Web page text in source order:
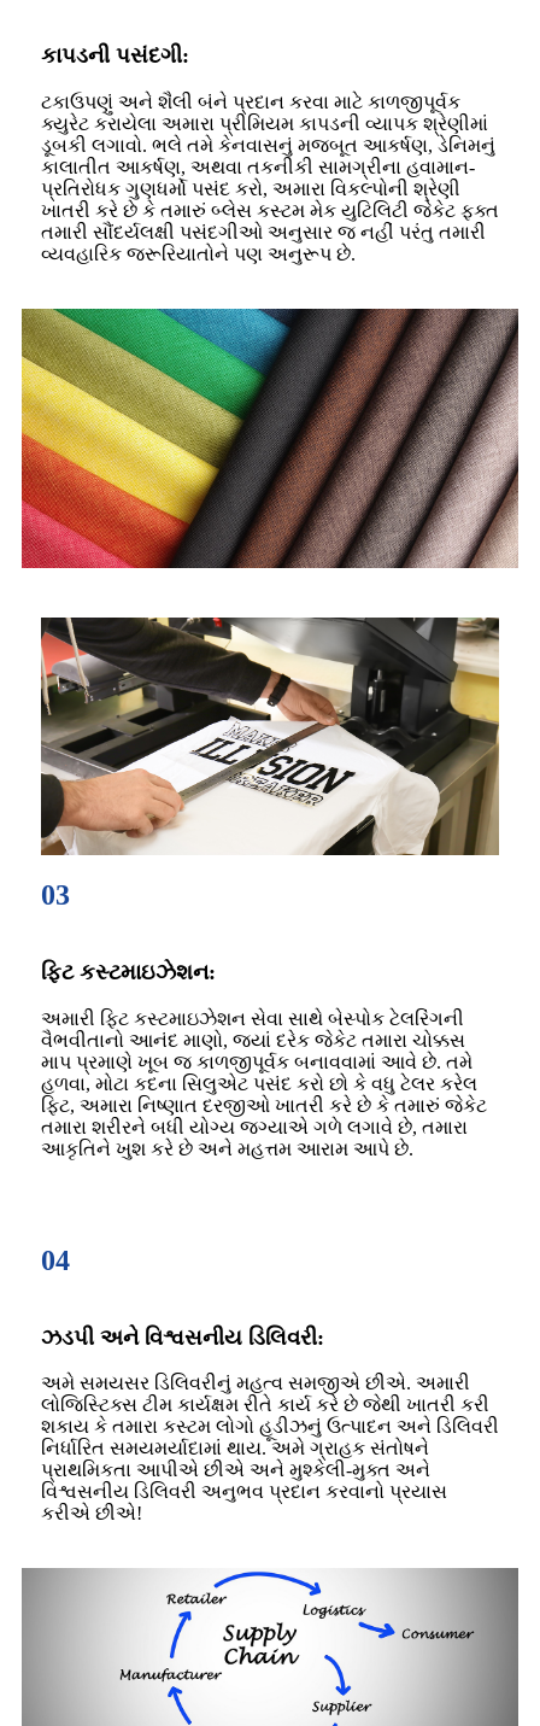
કાપડની પસંદગી:
ટકાઉપણું અને શૈલી બંને પ્રદાન કરવા માટે કાળજીપૂર્વક
ક્યુરેટ કરાયેલા અમારા પ્રીમિયમ કાપડની વ્યાપક શ્રેણીમાં
ડૂબકી લગાવો. ભલે તમે કેનવાસનું મજબૂત આકર્ષણ, ડેનિમનું
કાલાતીત આકર્ષણ, અથવા તકનીકી સામગ્રીના હવામાન-
પ્રતિરોધક ગુણધર્મો પસંદ કરો, અમારા વિકલ્પોની શ્રેણી
ખાતરી કરે છે કે તમારું બ્લેસ કસ્ટમ મેક યુટિલિટી જેકેટ ફક્ત
તમારી સૌંદર્યલક્ષી પસંદગીઓ અનુસાર જ નહીં પરંતુ તમારી
વ્યવહારિક જરૂરિયાતોને પણ અનુરૂપ છે.
03
ફિટ કસ્ટમાઇઝેશન:
અમારી ફિટ કસ્ટમાઇઝેશન સેવા સાથે બેસ્પોક ટેલરિંગની
વૈભવીતાનો આનંદ માણો, જ્યાં દરેક જેકેટ તમારા ચોક્કસ
માપ પ્રમાણે ખૂબ જ કાળજીપૂર્વક બનાવવામાં આવે છે. તમે
હળવા, મોટા કદના સિલુએટ પસંદ કરો છો કે વધુ ટેલર કરેલ
ફિટ, અમારા નિષ્ણાત દરજીઓ ખાતરી કરે છે કે તમારું જેકેટ
તમારા શરીરને બધી યોગ્ય જગ્યાએ ગળે લગાવે છે, તમારા
આકૃતિને ખુશ કરે છે અને મહત્તમ આરામ આપે છે.
04
ઝડપી અને વિશ્વસનીય ડિલિવરી:
અમે સમયસર ડિલિવરીનું મહત્વ સમજીએ છીએ. અમારી
લોજિસ્ટિક્સ ટીમ કાર્યક્ષમ રીતે કાર્ય કરે છે જેથી ખાતરી કરી
શકાય કે તમારા કસ્ટમ લોગો હૂડીઝનું ઉત્પાદન અને ડિલિવરી
નિર્ધારિત સમયમર્યાદામાં થાય. અમે ગ્રાહક સંતોષને
પ્રાથમિકતા આપીએ છીએ અને મુશ્કેલી-મુક્ત અને
વિશ્વસનીય ડિલિવરી અનુભવ પ્રદાન કરવાનો પ્રયાસ
કરીએ છીએ!